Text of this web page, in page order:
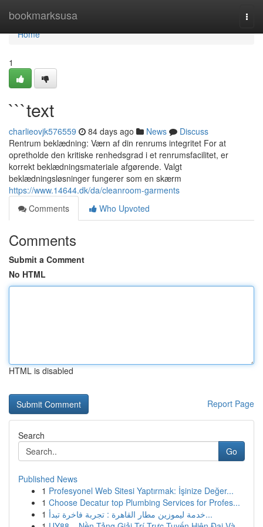
bookmarksusa
Home
Home
1
```text
charlieovjk576559 84 days ago News
Discuss
Rentrum beklædning: Værn af din renrums integritet For at
opretholde den kritiske renhedsgrad i et renrumsfacilitet, er
korrekt beklædningsmateriale afgørende. Valgt
beklædningsløsninger fungerer som en skærm
https://www.14644.dk/da/cleanroom-garments
Comments
Who Upvoted
Comments
Submit a Comment
No HTML
HTML is disabled
Report Page
Search
Go
Published News
1 Profesyonel Web Sitesi Yaptırmak: İşinize Değer...
1 Choose Decatur top Plumbing Services for Profes...
1
خدمة ليموزين مطار القاهرة : تجربة فاخرة تبدأ...